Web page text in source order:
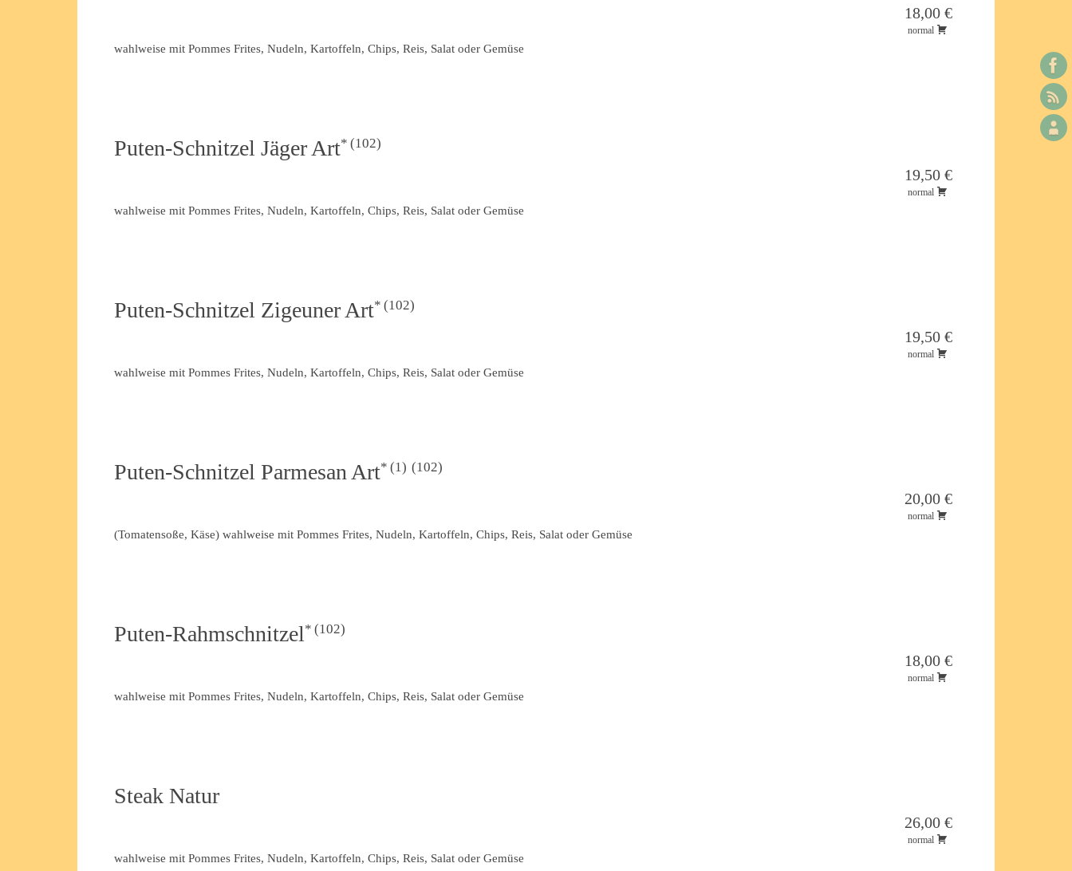
18,00 €
normal
wahlweise mit Pommes Frites, Nudeln, Kartoffeln, Chips, Reis, Salat oder Gemüse
Puten-Schnitzel Jäger Art 102
19,50 €
normal
wahlweise mit Pommes Frites, Nudeln, Kartoffeln, Chips, Reis, Salat oder Gemüse
Puten-Schnitzel Zigeuner Art 102
19,50 €
normal
wahlweise mit Pommes Frites, Nudeln, Kartoffeln, Chips, Reis, Salat oder Gemüse
Puten-Schnitzel Parmesan Art 1 102
20,00 €
normal
(Tomatensoße, Käse) wahlweise mit Pommes Frites, Nudeln, Kartoffeln, Chips, Reis, Salat oder Gemüse
Puten-Rahmschnitzel 102
18,00 €
normal
wahlweise mit Pommes Frites, Nudeln, Kartoffeln, Chips, Reis, Salat oder Gemüse
Steak Natur
26,00 €
normal
wahlweise mit Pommes Frites, Nudeln, Kartoffeln, Chips, Reis, Salat oder Gemüse